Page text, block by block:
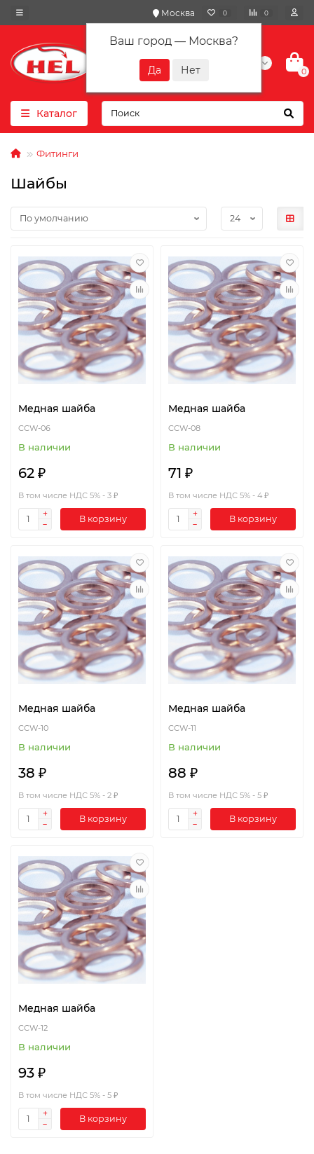
Москва
Ваш город — Москва?
0 0
+7(901) 417-10-01
0
Каталог
Фитинги
Шайбы
Медная шайба
CCW-06
В наличии
62 ₽
В том числе НДС 5% - 3 ₽
В корзину
Медная шайба
CCW-08
В наличии
71 ₽
В том числе НДС 5% - 4 ₽
В корзину
Медная шайба
CCW-10
В наличии
38 ₽
В том числе НДС 5% - 2 ₽
В корзину
Медная шайба
CCW-11
В наличии
88 ₽
В том числе НДС 5% - 5 ₽
В корзину
Медная шайба
CCW-12
В наличии
93 ₽
В том числе НДС 5% - 5 ₽
В корзину